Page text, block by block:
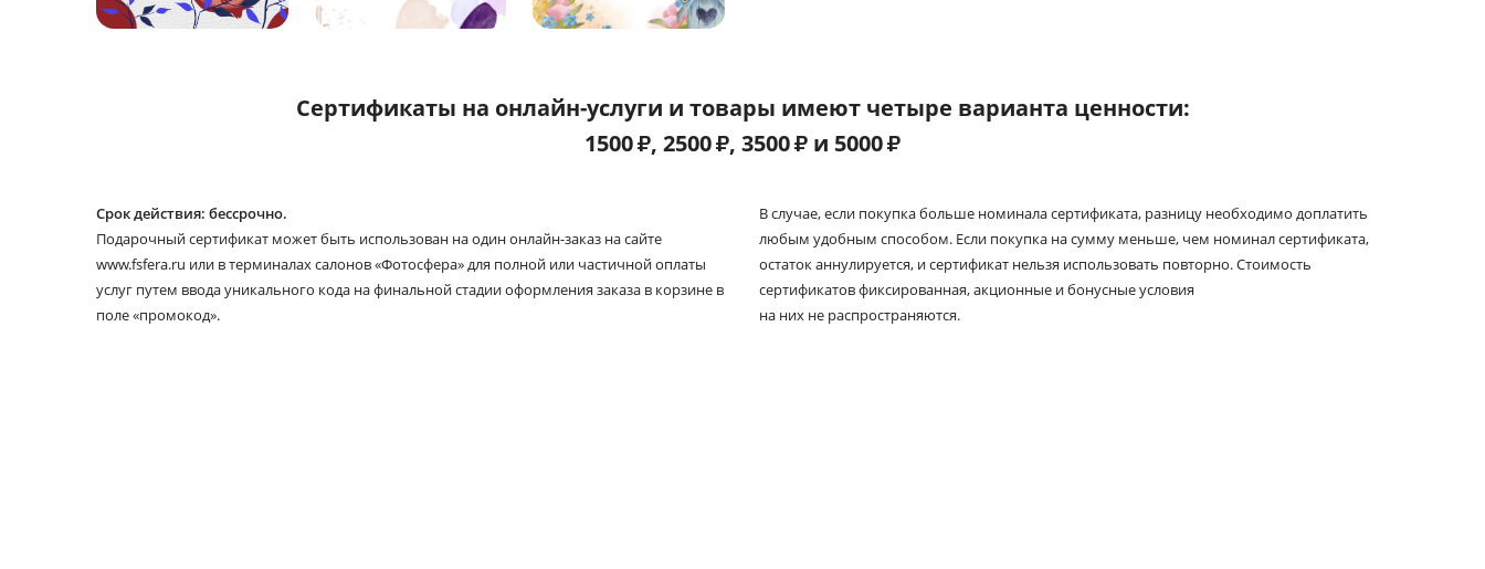
Сертификаты на онлайн-услуги и товары имеют четыре варианта ценности:
1500₽, 2500₽, 3500₽ и 5000₽
Срок действия: бессрочно.
Подарочный сертификат может быть использован на один онлайн-заказ на сайте
www.fsfera.ru или в терминалах салонов «Фотосфера» для полной или частичной оплаты
услуг путем ввода уникального кода на финальной стадии оформления заказа в корзине в
поле «промокод».
В случае, если покупка больше номинала сертификата, разницу необходимо доплатить
любым удобным способом. Если покупка на сумму меньше, чем номинал сертификата,
остаток аннулируется, и сертификат нельзя использовать повторно. Стоимость
сертификатов фиксированная, акционные и бонусные условия
на них не распространяются.